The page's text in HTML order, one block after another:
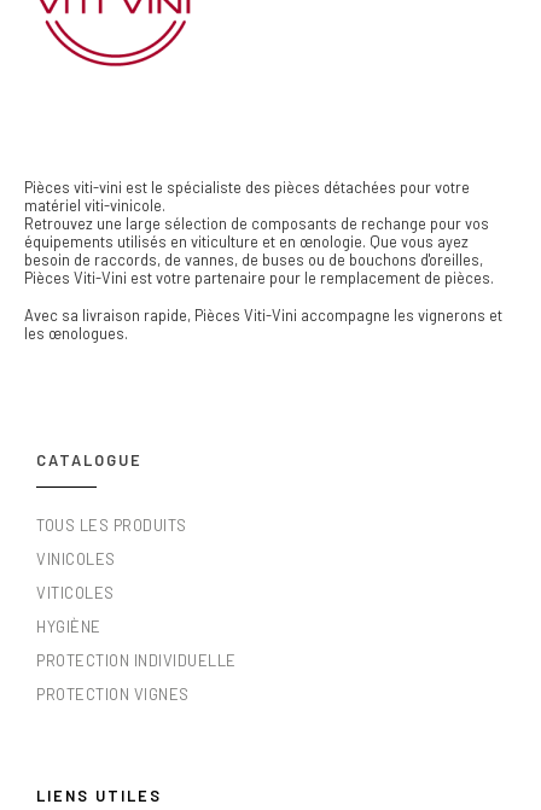
Pièces viti-vini est le spécialiste des pièces détachées pour votre
matériel viti-vinicole.
Retrouvez une large sélection de composants de rechange pour vos
équipements utilisés en viticulture et en œnologie. Que vous ayez
besoin de raccords, de vannes, de buses ou de bouchons d'oreilles,
Pièces Viti-Vini est votre partenaire pour le remplacement de pièces.
Avec sa livraison rapide, Pièces Viti-Vini accompagne les vignerons et
les œnologues.
CATALOGUE
TOUS LES PRODUITS
VINICOLES
VITICOLES
HYGIÈNE
PROTECTION INDIVIDUELLE
PROTECTION VIGNES
LIENS UTILES